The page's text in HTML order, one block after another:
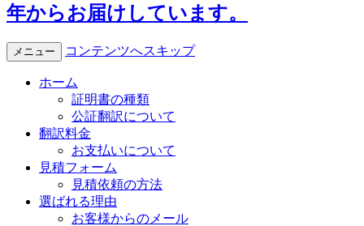
年からお届けしています。
メニュー コンテンツへスキップ
ホーム
証明書の種類
公証翻訳について
翻訳料金
お支払いについて
見積フォーム
見積依頼の方法
選ばれる理由
お客様からのメール